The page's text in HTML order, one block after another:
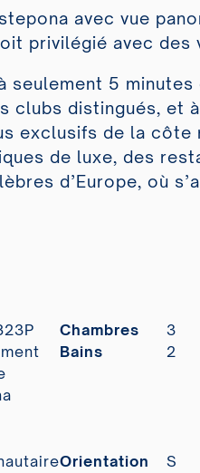
avec vue
privilégié avec des
seulement 5
clubs distingués, et
exclusifs de la côte
de luxe, des
d’Europe, où
Chambres
3
Bains
2
Orientation S